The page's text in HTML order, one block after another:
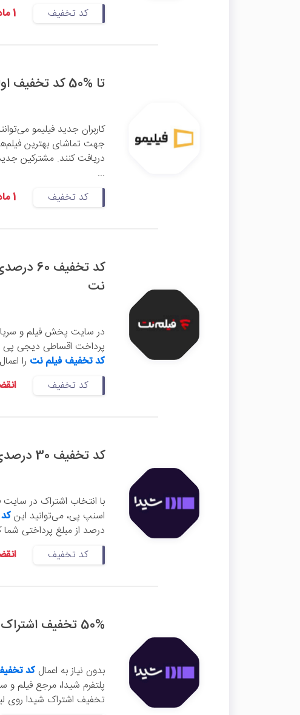
کد تخفیف
1 ماه بعد
تا %50 کد تخفیف اولین خرید فیلیمو
کاربران جدید فیلیمو
دریافت کنند. مشترکین
...
کد تخفیف
1 ماه بعد
کد
نت
در سایت پخش فیلم و
پرداخت اقساطی دیجی پی
کد تخفیف فیلم نت را
کد تخفیف
کد تخفیف 30 درصدی درگاه اسنپ پی شیدا
با انتخاب اشتراک در
اسنپ پی، می‌توانید این
درصد از مبلغ پرداختی
کد تخفیف
50% تخفیف اشتراک شیدا
بدون نیاز به اعمالکد
تخفیف اشتراک شیدا روی